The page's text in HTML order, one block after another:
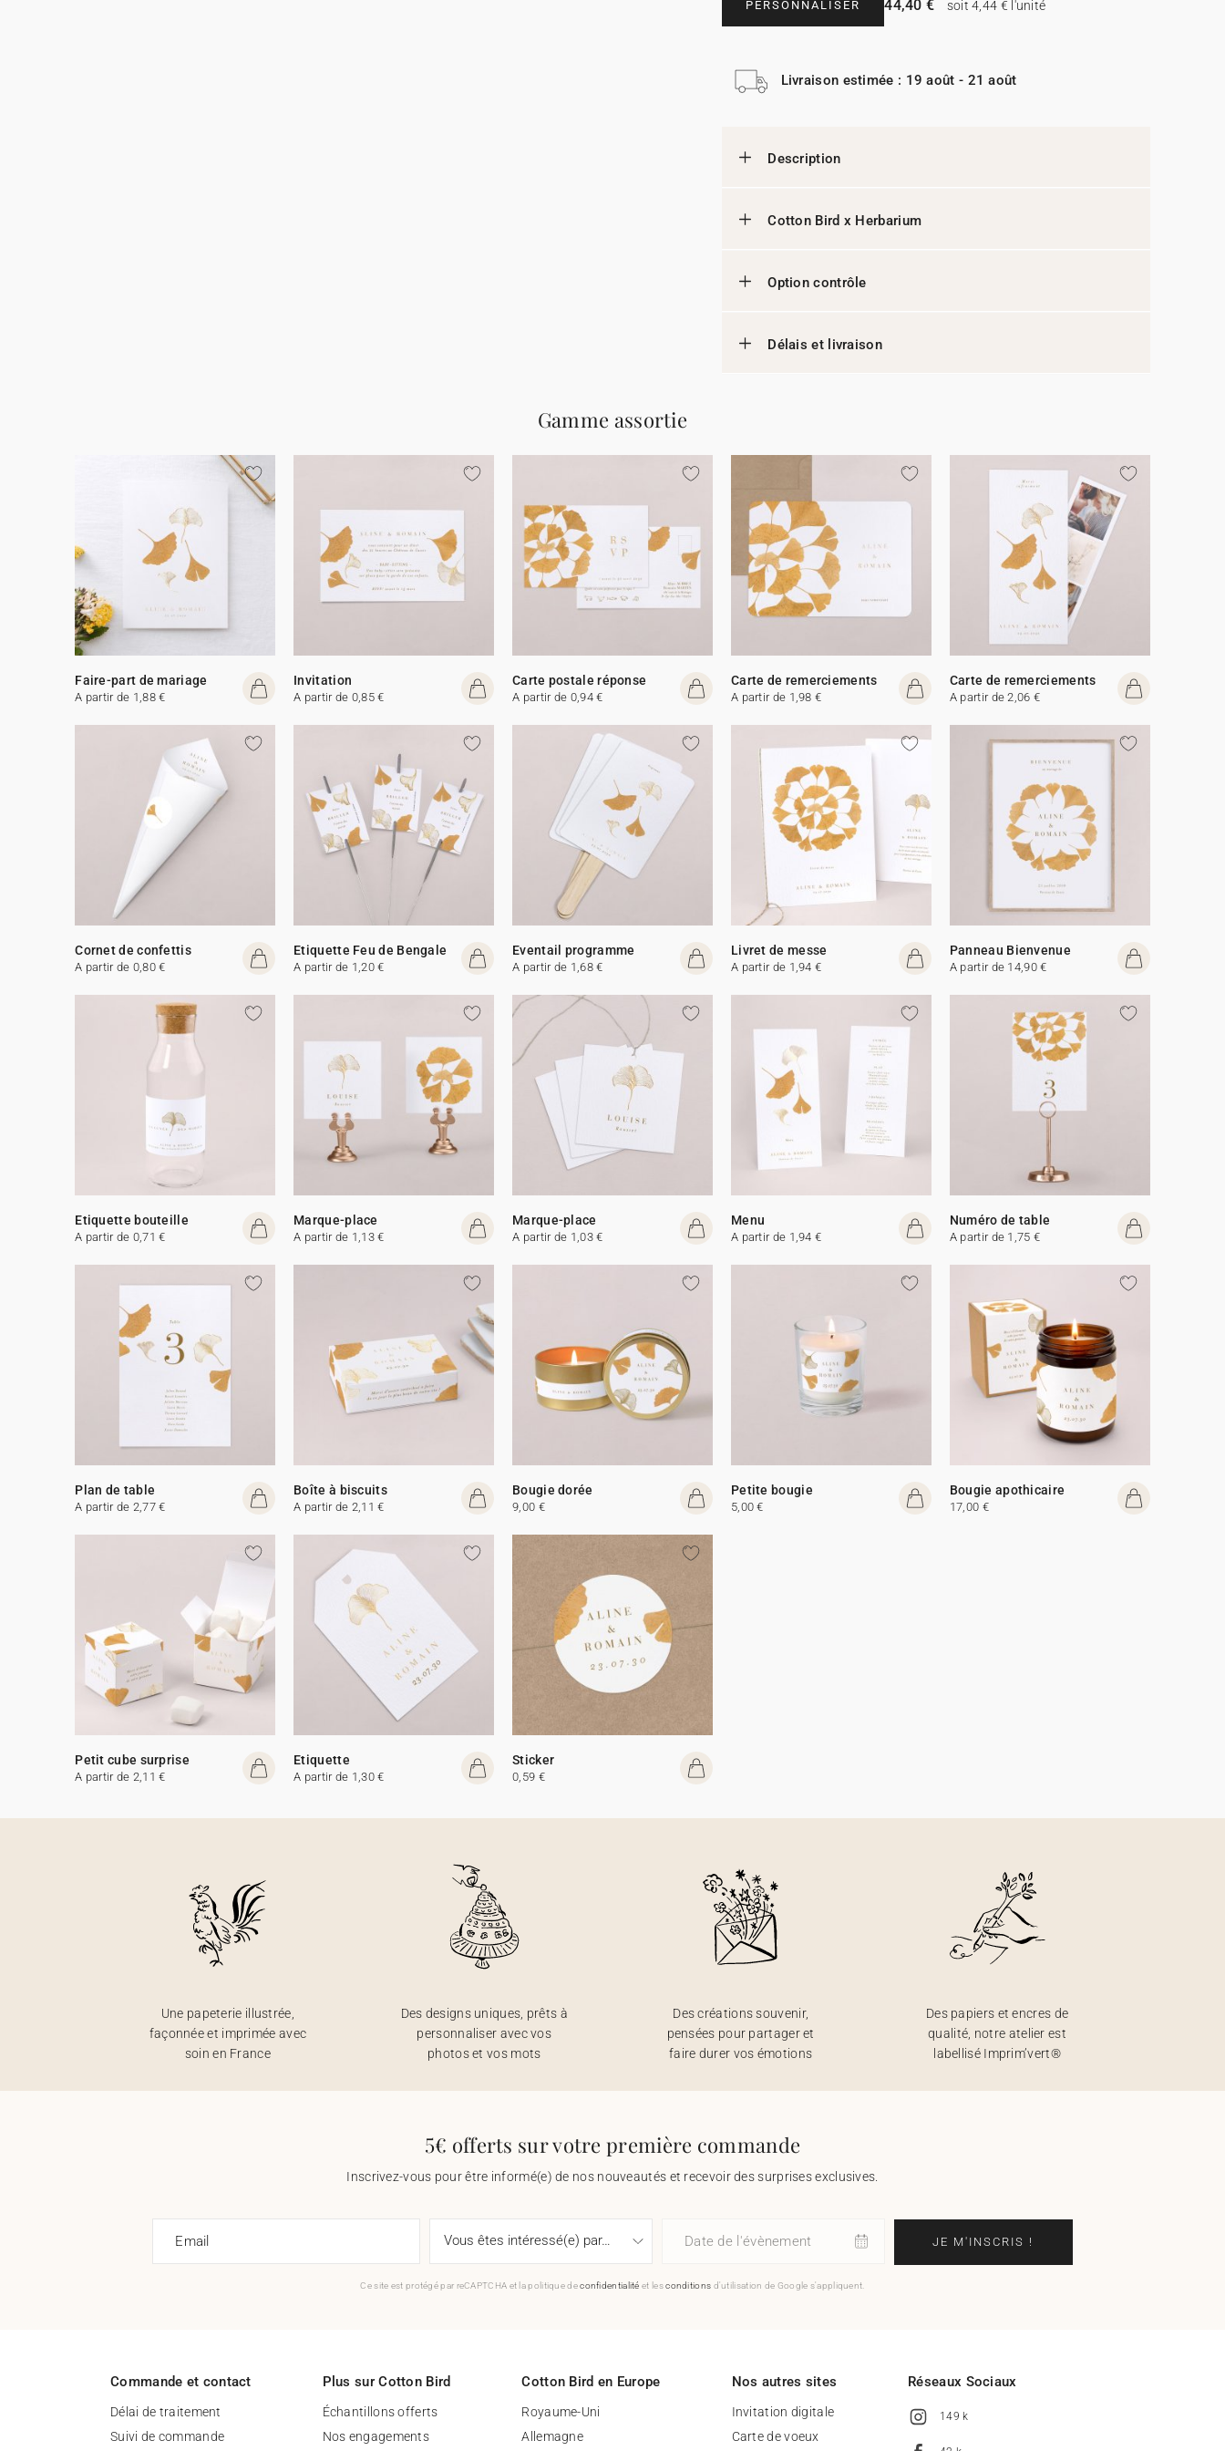
PERSONNALISER 44,40 € soit 4,44 € l'unité
Livraison estimée : 19 août - 21 août
Description
Cotton Bird x Herbarium
Option contrôle
Délais et livraison
Gamme assortie
Faire-part de mariage
A partir de 1,88 €
Invitation
A partir de 0,85 €
Carte postale réponse
A partir de 0,94 €
Carte de remerciements
A partir de 1,98 €
Carte de remerciements
A partir de 2,06 €
Cornet de confettis
A partir de 0,80 €
Etiquette Feu de Bengale
A partir de 1,20 €
Eventail programme
A partir de 1,68 €
Livret de messe
A partir de 1,94 €
Panneau Bienvenue
A partir de 14,90 €
Etiquette bouteille
A partir de 0,71 €
Marque-place
A partir de 1,13 €
Marque-place
A partir de 1,03 €
Menu
A partir de 1,94 €
Numéro de table
A partir de 1,75 €
Plan de table
A partir de 2,77 €
Boîte à biscuits
A partir de 2,11 €
Bougie dorée
9,00 €
Petite bougie
5,00 €
Bougie apothicaire
17,00 €
Petit cube surprise
A partir de 2,11 €
Etiquette
A partir de 1,30 €
Sticker
0,59 €
Une papeterie illustrée,
façonnée et imprimée avec
soin en France
Des designs uniques, prêts à
personnaliser avec vos
photos et vos mots
Des créations souvenir,
pensées pour partager et
faire durer vos émotions
Des papiers et encres de
qualité, notre atelier est
labellisé Imprim’vert®
5€ offerts sur votre première commande
Inscrivez-vous pour être informé(e) de nos nouveautés et recevoir des surprises exclusives.
Email Date de l'évènement JE M'INSCRIS !
Ce site est protégé par reCAPTCHA et la politique deconfidentialité et lesconditions d'utilisation de Google s'appliquent.
Commande et contact
Délai de traitement
Suivi de commande
Plus sur Cotton Bird
Échantillons offerts
Nos engagements
Cotton Bird en Europe
Royaume-Uni
Allemagne
Nos autres sites
Invitation digitale
Carte de voeux
Réseaux Sociaux
149 k